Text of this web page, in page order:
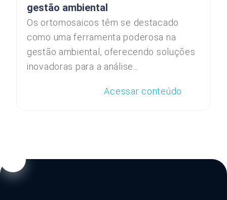
gestão ambiental
Os ortomosaicos têm se destacado
como uma ferramenta poderosa na
gestão ambiental, oferecendo soluções
inovadoras para a análise...
Acessar conteúdo